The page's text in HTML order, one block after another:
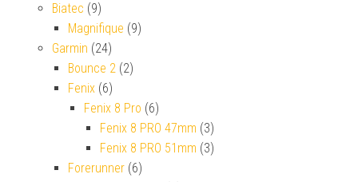
Biatec (9)
Magnifique (9)
Garmin (24)
Bounce 2 (2)
Fenix (6)
Fenix 8 Pro (6)
Fenix 8 PRO 47mm (3)
Fenix 8 PRO 51mm (3)
Forerunner (6)